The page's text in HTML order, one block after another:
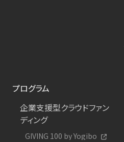
プログラム
企業支援型クラウドファン
ディング
GIVING 100 by Yogibo